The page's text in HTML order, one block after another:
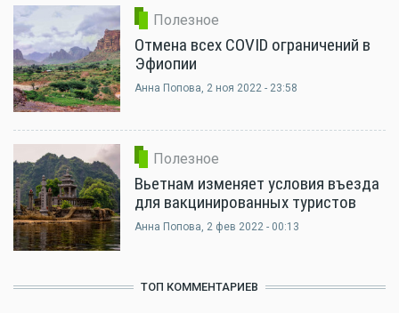
Полезное
Отмена всех COVID ограничений в
Эфиопии
Анна Попова, 2 ноя 2022 - 23:58
Полезное
Вьетнам изменяет условия въезда
для вакцинированных туристов
Анна Попова, 2 фев 2022 - 00:13
ТОП КОММЕНТАРИЕВ